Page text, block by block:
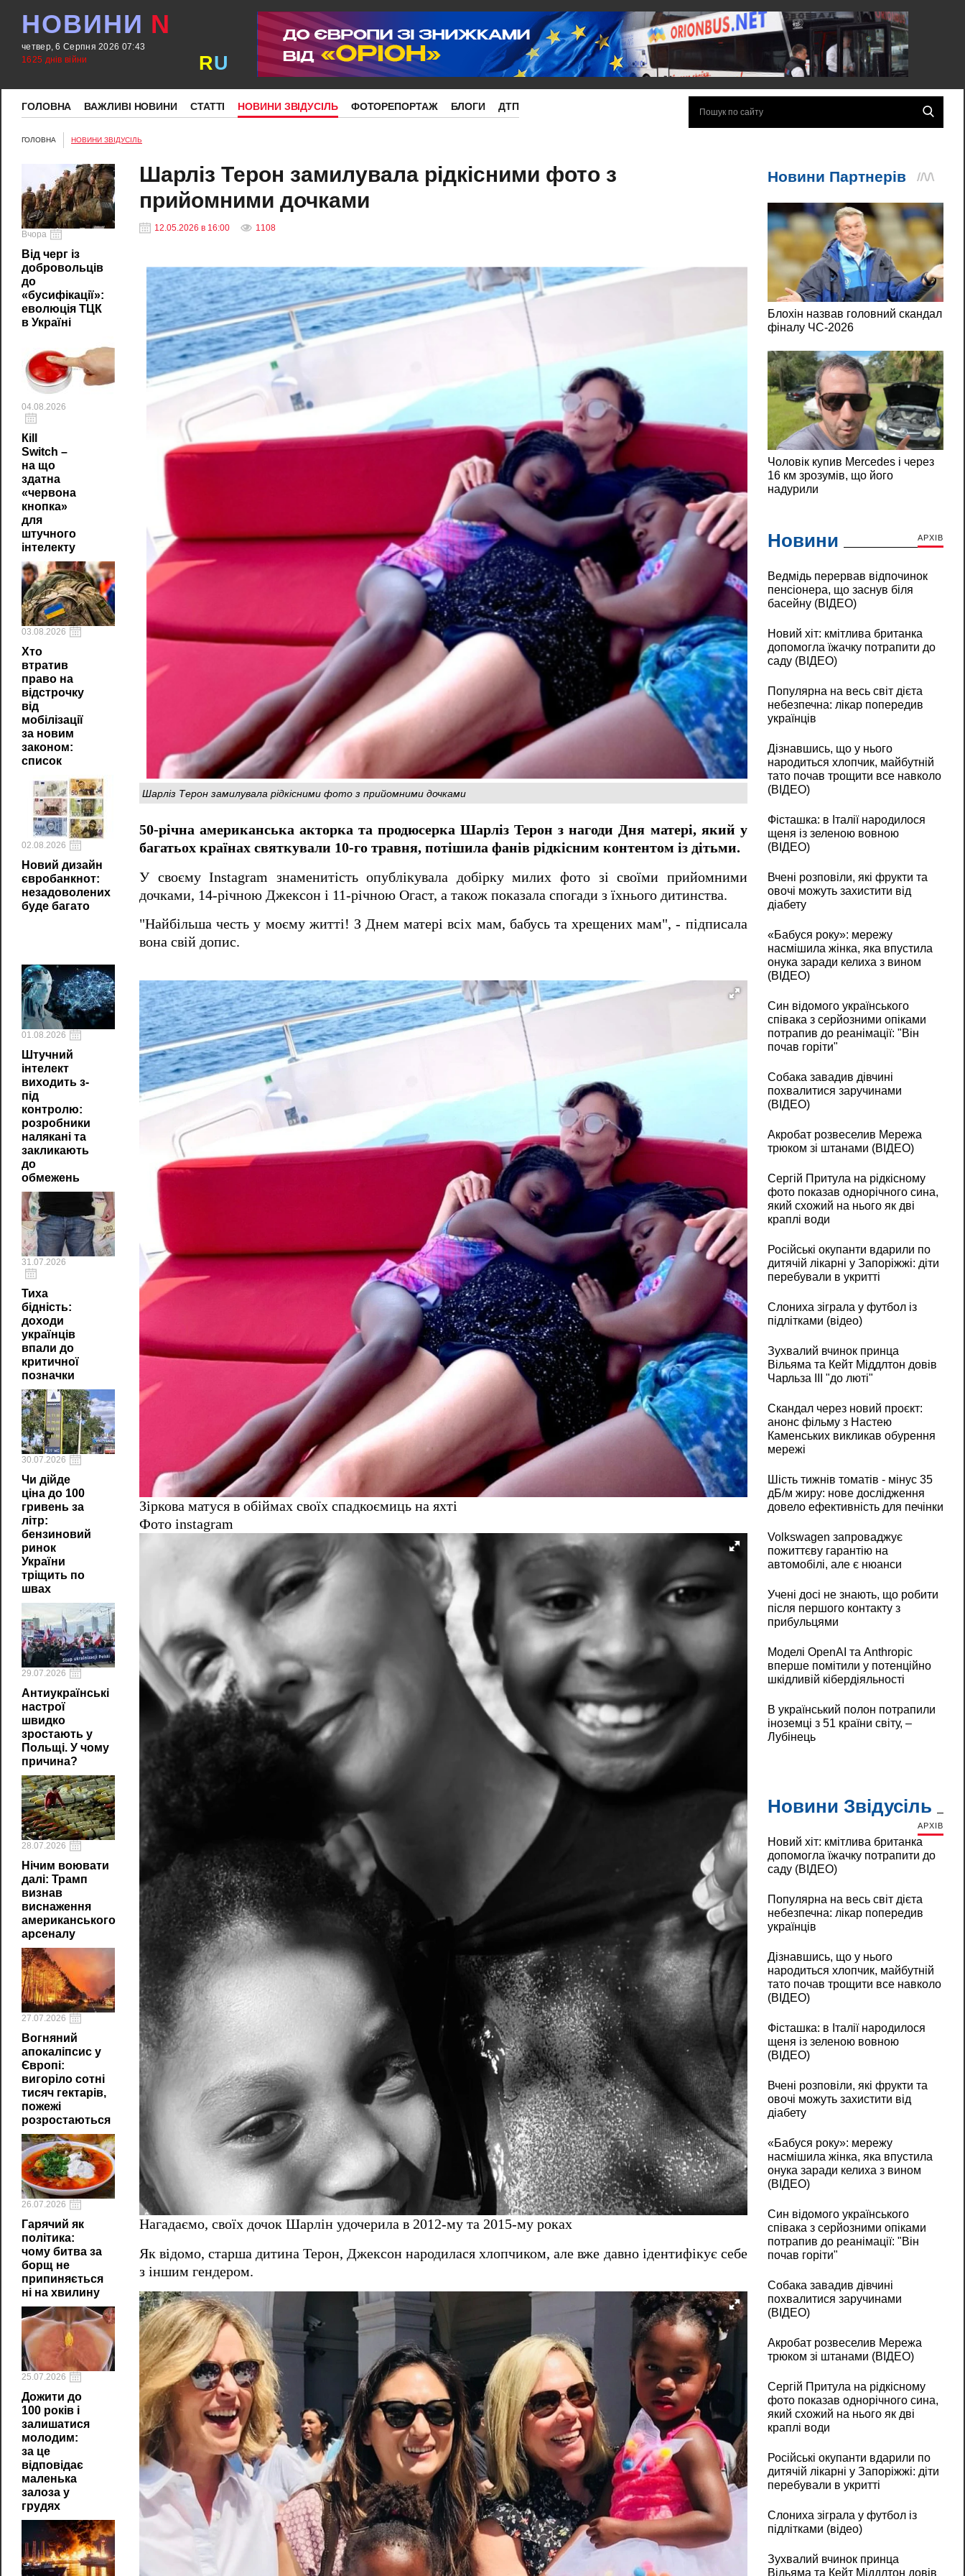
НОВИНИ N
четвер, 6 Серпня 2026 07:43
1625 днів війни
RU
ГОЛОВНА ВАЖЛИВІ НОВИНИ СТАТТІ НОВИНИ ЗВІДУСІЛЬ ФОТОРЕПОРТАЖ БЛОГИ ДТП
ГОЛОВНА НОВИНИ ЗВІДУСІЛЬ
Вчора
Від черг із
добровольців
до
«бусифікації»:
еволюція ТЦК
в Україні
04.08.2026
Кill
Switch –
на що
здатна
«червона
кнопка»
для
штучного
інтелекту
03.08.2026
Хто
втратив
право на
відстрочку
від
мобілізації
за новим
законом:
список
02.08.2026
Новий дизайн
євробанкнот:
незадоволених
буде багато
01.08.2026
Штучний
інтелект
виходить з-
під
контролю:
розробники
налякані та
закликають
до
обмежень
31.07.2026
Тиха
бідність:
доходи
українців
впали до
критичної
позначки
30.07.2026
Чи дійде
ціна до 100
гривень за
літр:
бензиновий
ринок
України
тріщить по
швах
29.07.2026
Антиукраїнські
настрої
швидко
зростають у
Польщі. У чому
причина?
28.07.2026
Нічим воювати
далі: Трамп
визнав
виснаження
американського
арсеналу
27.07.2026
Вогняний
апокаліпсис у
Європі:
вигоріло сотні
тисяч гектарів,
пожежі
розростаються
26.07.2026
Гарячий як
політика:
чому битва за
борщ не
припиняється
ні на хвилину
25.07.2026
Дожити до
100 років і
залишатися
молодим:
за це
відповідає
маленька
залоза у
грудях
Шарліз Терон замилувала рідкісними фото з
прийомними дочками
12.05.2026 в 16:00 1108
Шарліз Терон замилувала рідкісними фото з прийомними дочками
50-річна американська акторка та продюсерка Шарліз Терон з нагоди Дня матері, який у
багатьох країнах святкували 10-го травня, потішила фанів рідкісним контентом із дітьми.
У своєму Instagram знаменитість опублікувала добірку милих фото зі своїми прийомними
дочками, 14-річною Джексон і 11-річною Огаст, а також показала спогади з їхнього дитинства.
"Найбільша честь у моєму житті! З Днем матері всіх мам, бабусь та хрещених мам", - підписала
вона свій допис.
Зіркова матуся в обіймах своїх спадкоємиць на яхті
Фото instagram
Нагадаємо, своїх дочок Шарлін удочерила в 2012-му та 2015-му роках
Як відомо, старша дитина Терон, Джексон народилася хлопчиком, але вже давно ідентифікує себе
з іншим гендером.
Новини АРХІВ
Ведмідь перервав відпочинок
пенсіонера, що заснув біля
басейну (ВІДЕО)
Новий хіт: кмітлива британка
допомогла їжачку потрапити до
саду (ВІДЕО)
Популярна на весь світ дієта
небезпечна: лікар попередив
українців
Дізнавшись, що у нього
народиться хлопчик, майбутній
тато почав трощити все навколо
(ВІДЕО)
Фісташка: в Італії народилося
щеня із зеленою вовною
(ВІДЕО)
Вчені розповіли, які фрукти та
овочі можуть захистити від
діабету
«Бабуся року»: мережу
насмішила жінка, яка впустила
онука заради келиха з вином
(ВІДЕО)
Син відомого українського
співака з серйозними опіками
потрапив до реанімації: "Він
почав горіти"
Собака завадив дівчині
похвалитися заручинами
(ВІДЕО)
Акробат розвеселив Мережа
трюком зі штанами (ВІДЕО)
Сергій Притула на рідкісному
фото показав однорічного сина,
який схожий на нього як дві
краплі води
Російські окупанти вдарили по
дитячій лікарні у Запоріжжі: діти
перебували в укритті
Слониха зіграла у футбол із
підлітками (відео)
Зухвалий вчинок принца
Вільяма та Кейт Міддлтон довів
Чарльза III "до люті"
Скандал через новий проєкт:
анонс фільму з Настею
Каменських викликав обурення
мережі
Шість тижнів томатів - мінус 35
дБ/м жиру: нове дослідження
довело ефективність для печінки
Volkswagen запроваджує
пожиттєву гарантію на
автомобілі, але є нюанси
Учені досі не знають, що робити
після першого контакту з
прибульцями
Моделі OpenAI та Anthropic
вперше помітили у потенційно
шкідливій кібердіяльності
В український полон потрапили
іноземці з 51 країни світу, –
Лубінець
Новини Звідусіль
АРХІВ
Новий хіт: кмітлива британка
допомогла їжачку потрапити до
саду (ВІДЕО)
Популярна на весь світ дієта
небезпечна: лікар попередив
українців
Дізнавшись, що у нього
народиться хлопчик, майбутній
тато почав трощити все навколо
(ВІДЕО)
Фісташка: в Італії народилося
щеня із зеленою вовною
(ВІДЕО)
Вчені розповіли, які фрукти та
овочі можуть захистити від
діабету
«Бабуся року»: мережу
насмішила жінка, яка впустила
онука заради келиха з вином
(ВІДЕО)
Син відомого українського
співака з серйозними опіками
потрапив до реанімації: "Він
почав горіти"
Собака завадив дівчині
похвалитися заручинами
(ВІДЕО)
Акробат розвеселив Мережа
трюком зі штанами (ВІДЕО)
Сергій Притула на рідкісному
фото показав однорічного сина,
який схожий на нього як дві
краплі води
Російські окупанти вдарили по
дитячій лікарні у Запоріжжі: діти
перебували в укритті
Слониха зіграла у футбол із
підлітками (відео)
Зухвалий вчинок принца
Вільяма та Кейт Міддлтон довів